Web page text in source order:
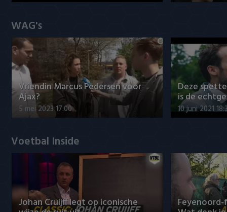
WAG's
Vriendin Marcus Pedersen voor
Ajax?
5 mei 2023 17:00
Deze
is de
10 juni 2021
Voetbal Inside
Johan Cruijff legt op iconische Feyenoord-